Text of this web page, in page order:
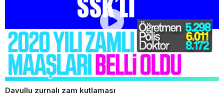
Davullu zurnalı zam kutlaması